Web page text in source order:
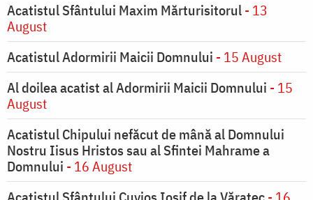
Acatistul Sfântului Maxim Mărturisitorul- 13
August
Acatistul Adormirii Maicii Domnului - 15 August
Al doilea acatist al Adormirii Maicii Domnului - 15
August
Acatistul Chipului nefăcut de mână al Domnului
Nostru Iisus Hristos sau al Sfintei Mahrame a
Domnului - 16 August